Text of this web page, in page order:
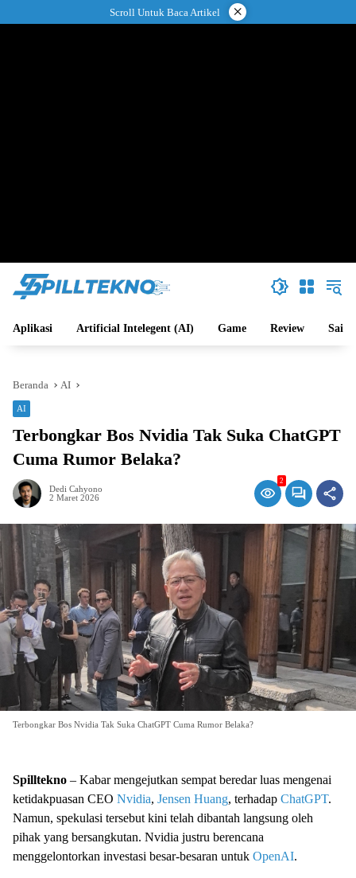
ke
Scroll Untuk Baca Artikel ×
Aplikasi Artificial Intelegent (AI) Game Review Sains
Beranda AI
AI
Terbongkar Bos Nvidia Tak Suka ChatGPT
Cuma Rumor Belaka?
Dedi Cahyono
2 Maret 2026
2
Terbongkar Bos Nvidia Tak Suka ChatGPT Cuma Rumor Belaka?
Spilltekno – Kabar mengejutkan sempat beredar luas mengenai
ketidakpuasan CEO Nvidia, Jensen Huang, terhadap ChatGPT.
Namun, spekulasi tersebut kini telah dibantah langsung oleh
pihak yang bersangkutan. Nvidia justru berencana
menggelontorkan investasi besar-besaran untuk OpenAI.